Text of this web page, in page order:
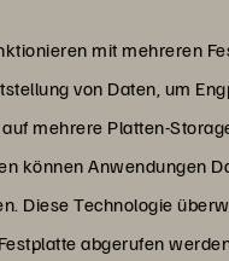
mit mehreren
von Daten, um
mehrere Platten-
können Anwendungen
Diese Technologie
abgerufen